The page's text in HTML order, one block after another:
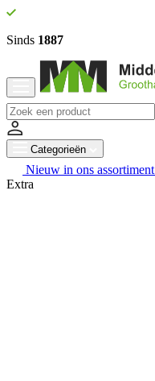
Sinds 1887
Categorieën
Nieuw in ons assortiment
Extra